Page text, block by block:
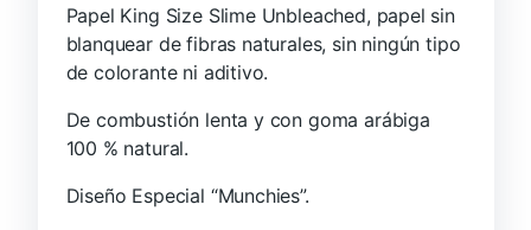
Papel King Size Slime Unbleached, papel sin
blanquear de fibras naturales, sin ningún tipo
de colorante ni aditivo.
De combustión lenta y con goma arábiga
100 % natural.
Diseño Especial “Munchies”.